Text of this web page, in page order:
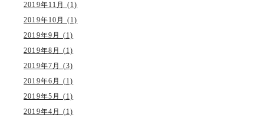
2019年11月 (1)
2019年10月 (1)
2019年9月 (1)
2019年8月 (1)
2019年7月 (3)
2019年6月 (1)
2019年5月 (1)
2019年4月 (1)